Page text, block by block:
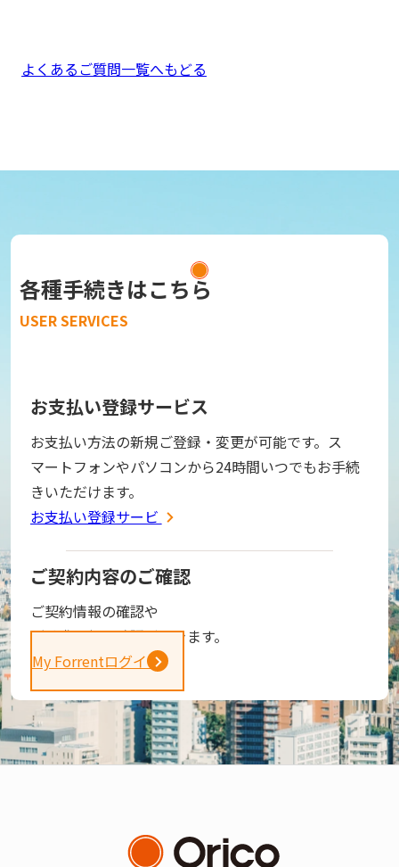
よくあるご質問一覧へもどる
各種手続きはこちら
USER SERVICES
お支払い登録サービス
お支払い方法の新規ご登録・変更が可能です。ス
マートフォンやパソコンから24時間いつでもお手続
きいただけます。
お支払い登録サービス
ご契約内容のご確認
ご契約情報の確認や
ご請求金額の確認ができます。
My Forrentログイン